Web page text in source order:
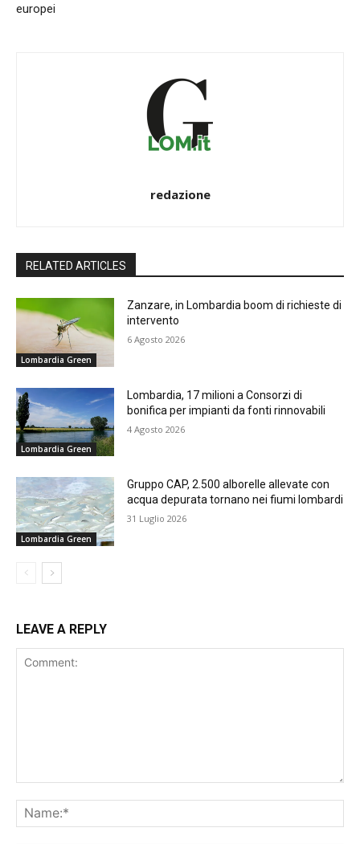
europei
redazione
RELATED ARTICLES
Lombardia Green
Zanzare, in Lombardia boom di richieste di
intervento
6 Agosto 2026
Lombardia Green
Lombardia, 17 milioni a Consorzi di
bonifica per impianti da fonti rinnovabili
4 Agosto 2026
Lombardia Green
Gruppo CAP, 2.500 alborelle allevate con
acqua depurata tornano nei fiumi lombardi
31 Luglio 2026
LEAVE A REPLY